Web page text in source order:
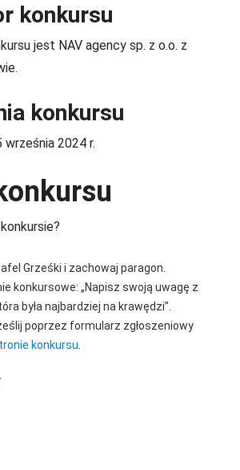
konkursu
jest NAV agency sp. z o.o. z
konkursu
2024 r.
Grześki i zachowaj paragon.
konkursowe: „Napisz swoją uwagę z
była najbardziej na krawędzi”.
poprzez formularz zgłoszeniowy
konkursu